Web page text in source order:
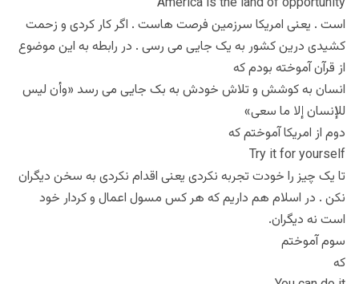
است . یعنی امریکا سرزمین فرصت هاست . اگر کار کردی و زحمت
کشیدی درین کشور به یک جایی می رسی . در رابطه به این موضوع
از قرآن آموخته بودم که
انسان به کوشش و تلاش خودش به بک جایی می رسد «وأن ليس
للإنسان إلا ما سعى»
دوم از امریکا آموختم که
Try it for yourself
تا یک چیز را خودت تجربه نکردی یعنی اقدام نکردی به سخن دیگران
نکن . در اسلام هم داریم که هر کس مسول اعمال و کردار خود
است نه دیگران.
سوم آموختم
که